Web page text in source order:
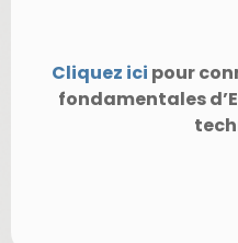
Cliquez ici pour
fondamentales